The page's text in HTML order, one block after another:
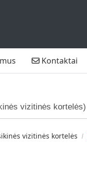
Kontaktai
Kontaktai
vizitinės kortelės)
vizitinės kortelės